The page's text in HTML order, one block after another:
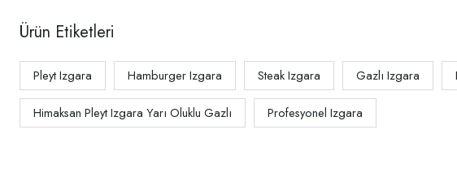
Ürün Etiketleri
Pleyt Izgara Hamburger Izgara Steak Izgara Gazlı Izgara
Himaksan Pleyt Izgara Yarı Oluklu Gazlı Profesyonel Izgara